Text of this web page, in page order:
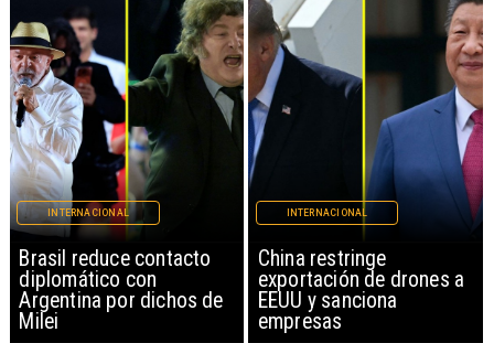
China restringe
exportación de drones a
EEUU y sanciona
empresas
INTERNACIONAL
Papa León XIV anuncia
gira por Sudamérica
INTERNACIONAL